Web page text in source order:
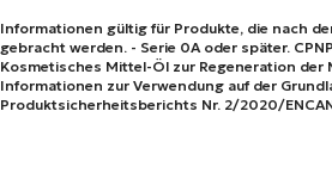
Informationen gültig für Produkte, die nach
gebracht werden. - Serie 0A oder später.
Kosmetisches Mittel-Öl zur Regeneration der
Informationen zur Verwendung auf der
Produktsicherheitsberichts Nr. 2/2020/